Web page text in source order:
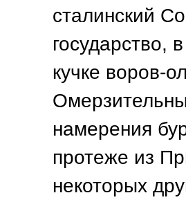
сталинский
государство,
кучке воров-
намерения
протеже из
некоторых